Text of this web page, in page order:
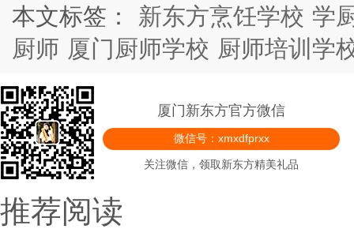
本文标签： 新东方烹饪学校 学
厨师 厦门厨师学校 厨师培训学
厦门新东方官方微信
微信号：xmxdfprxx
关注微信，领取新东方精美礼品
推荐阅读